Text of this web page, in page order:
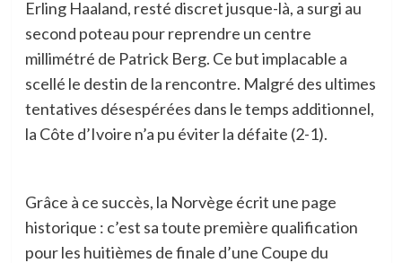
Erling Haaland, resté discret jusque-là, a surgi au
second poteau pour reprendre un centre
millimétré de Patrick Berg. Ce but implacable a
scellé le destin de la rencontre. Malgré des ultimes
tentatives désespérées dans le temps additionnel,
la Côte d’Ivoire n’a pu éviter la défaite (2-1).
Grâce à ce succès, la Norvège écrit une page
historique : c’est sa toute première qualification
pour les huitièmes de finale d’une Coupe du